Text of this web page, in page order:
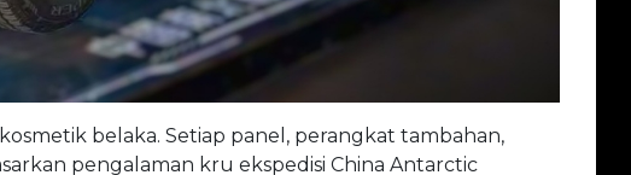
belaka. Setiap panel, perangkat tambahan,
pengalaman kru ekspedisi China Antarctic